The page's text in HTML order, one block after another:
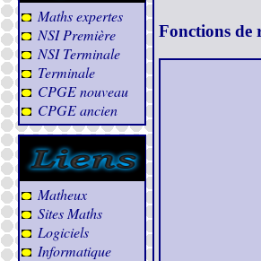
Maths expertes
NSI Première
NSI Terminale
Terminale
CPGE nouveau
CPGE ancien
Matheux
Sites Maths
Logiciels
Informatique
Fonctions de